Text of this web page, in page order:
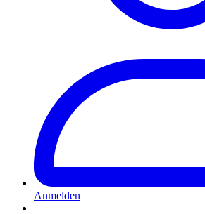
Anmelden